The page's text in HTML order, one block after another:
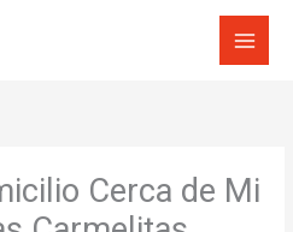
Cerca de Mi